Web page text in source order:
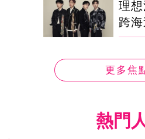
理
跨海
更多焦
熱門